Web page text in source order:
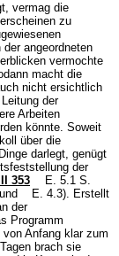
vermag die
zu
angeordneten
vermochte
macht die
nicht ersichtlich
der
Arbeiten
könnte. Soweit
über die
darlegt, genügt
der
353 E. 5.1 S.
und E. 4.3). Erstellt
der
Programm
Anfang klar zum
brach sie